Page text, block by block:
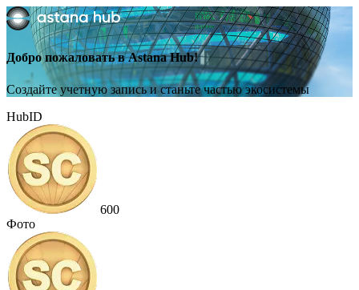
Добро пожаловать в Astana Hub!
Создайте учетную запись и станьте частью экосистемы
HubID
600
Фото